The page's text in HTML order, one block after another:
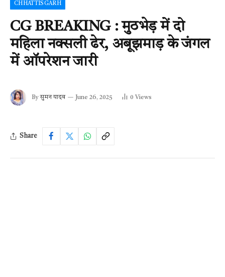
CHHATTISGARH
CG BREAKING : मुठभेड़ में दो
महिला नक्सली ढेर, अबूझमाड़ के जंगल
में ऑपरेशन जारी
By सुमन यादव June 26, 2025 0 Views
Share